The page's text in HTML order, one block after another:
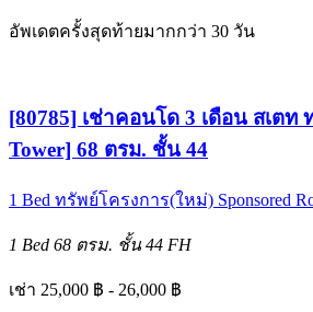
อัพเดตครั้งสุดท้ายมากกว่า 30 วัน
[80785] เช่าคอนโด 3 เดือน สเตท
Tower] 68 ตรม. ชั้น 44
1 Bed ทรัพย์โครงการ(ใหม่) Sponsored
1 Bed 68 ตรม. ชั้น 44 FH
เช่า 25,000 ฿ - 26,000 ฿